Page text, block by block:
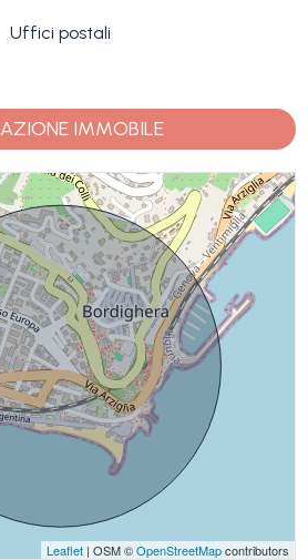
Uffici postali
IMMOBILE
Leaflet| OSM ©OpenStreetMapcontributors